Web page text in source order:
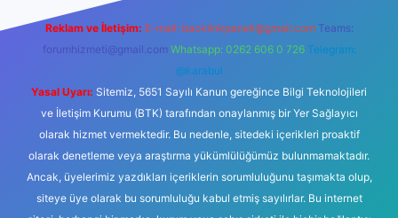
Reklam ve İletişim: E-mail: backlinkpaneli@gmail.com Teams:
forumhizmeti@gmail.com Whatsapp: 0262 606 0 726 Telegram:
@karabul
Yasal Uyarı: Sitemiz, 5651 Sayılı Kanun gereğince Bilgi Teknolojileri
ve İletişim Kurumu (BTK) tarafından onaylanmış bir Yer Sağlayıcı
olarak hizmet vermektedir. Bu nedenle, sitedeki içerikleri proaktif
olarak denetleme veya araştırma yükümlülüğümüz bulunmamaktadır.
Ancak, üyelerimiz yazdıkları içeriklerin sorumluluğunu taşımakta olup,
siteye üye olarak bu sorumluluğu kabul etmiş sayılırlar. Bu internet